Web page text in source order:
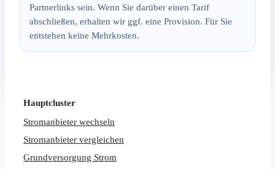
Partnerlinks sein. Wenn Sie darüber einen Tarif
abschließen, erhalten wir ggf. eine Provision. Für Sie
entstehen keine Mehrkosten.
Hauptcluster
Stromanbieter wechseln
Stromanbieter vergleichen
Grundversorgung Strom